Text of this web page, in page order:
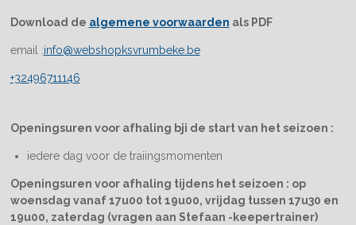
Download de algemene voorwaarden als PDF
email :info@webshopksvrumbeke.be
+32496711146
Openingsuren voor afhaling bji de start van het seizoen :
iedere dag voor de traiingsmomenten
Openingsuren voor afhaling tijdens het seizoen : op
woensdag vanaf 17u00 tot 19u00, vrijdag tussen 17u30 en
19u00, zaterdag (vragen aan Stefaan -keepertrainer)